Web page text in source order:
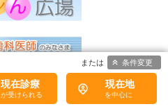
現在診療 現在地
条件変更